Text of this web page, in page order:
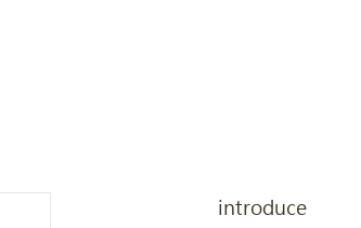
introduce